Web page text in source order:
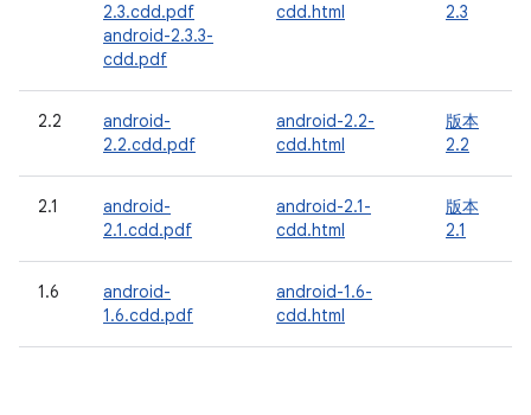
2.3.cdd.pdf
android-2.3.3-
cdd.pdf
cdd.html
2.3
2.2
android-
2.2.cdd.pdf
android-2.2-
cdd.html
版本
2.2
2.1
android-
2.1.cdd.pdf
android-2.1-
cdd.html
版本
2.1
1.6
android-
1.6.cdd.pdf
android-1.6-
cdd.html